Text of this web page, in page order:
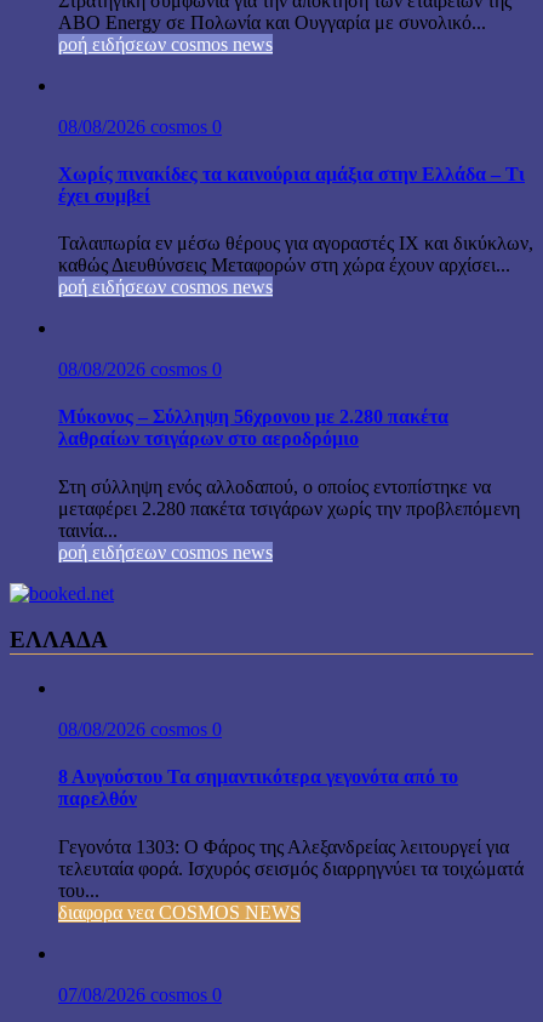
ABO Energy σε Πολωνία και Ουγγαρία με συνολικό...
ροή ειδήσεων cosmos news
08/08/2026 cosmos 0
Χωρίς πινακίδες τα καινούρια αμάξια στην Ελλάδα – Τι
έχει συμβεί
Ταλαιπωρία εν μέσω θέρους για αγοραστές ΙΧ και δικύκλων,
καθώς Διευθύνσεις Μεταφορών στη χώρα έχουν αρχίσει...
ροή ειδήσεων cosmos news
08/08/2026 cosmos 0
Μύκονος – Σύλληψη 56χρονου με 2.280 πακέτα
λαθραίων τσιγάρων στο αεροδρόμιο
Στη σύλληψη ενός αλλοδαπού, ο οποίος εντοπίστηκε να
μεταφέρει 2.280 πακέτα τσιγάρων χωρίς την προβλεπόμενη
ταινία...
ροή ειδήσεων cosmos news
ΕΛΛΑΔΑ
08/08/2026 cosmos 0
8 Αυγούστου Τα σημαντικότερα γεγονότα από το
παρελθόν
Γεγονότα 1303: Ο Φάρος της Αλεξανδρείας λειτουργεί για
τελευταία φορά. Ισχυρός σεισμός διαρρηγνύει τα τοιχώματά
του...
διαφορα νεα COSMOS NEWS
07/08/2026 cosmos 0